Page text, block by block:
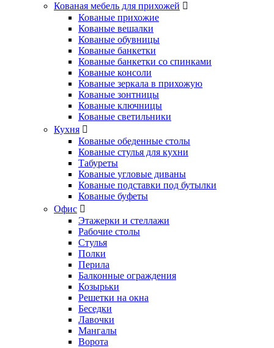
Кованая мебель для прихожей
Кованые прихожие
Кованые вешалки
Кованые обувницы
Кованые банкетки
Кованые банкетки со спинками
Кованые консоли
Кованые зеркала в прихожую
Кованые зонтницы
Кованые ключницы
Кованые светильники
Кухня
Кованые обеденные столы
Кованые стулья для кухни
Табуреты
Кованые угловые диваны
Кованые подставки под бутылки
Кованые буфеты
Офис
Этажерки и стеллажи
Рабочие столы
Стулья
Полки
Перила
Балконные ограждения
Козырьки
Решетки на окна
Беседки
Лавочки
Мангалы
Ворота